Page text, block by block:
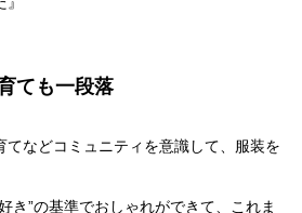
ても一段落
てなどコミュニティを意識して、服装を
き”の基準でおしゃれができて、これま